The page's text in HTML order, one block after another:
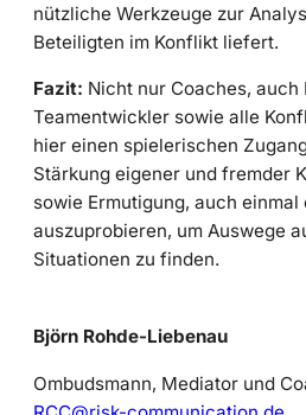
nützliche Werkzeuge zur
Beteiligten im Konflikt liefert.
Fazit: Nicht nur Coaches,
Teamentwickler sowie alle
hier einen spielerischen
Stärkung eigener und fremder
sowie Ermutigung, auch
auszuprobieren, um Auswege
Situationen zu finden.
Björn Rohde-Liebenau
Ombudsmann, Mediator und